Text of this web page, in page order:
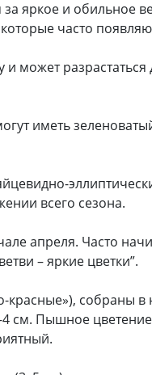
яркое и обильное
часто
может
иметь
всего сезона.
апреля. Часто
– яркие цветки”.
собраны
Пышное цветение